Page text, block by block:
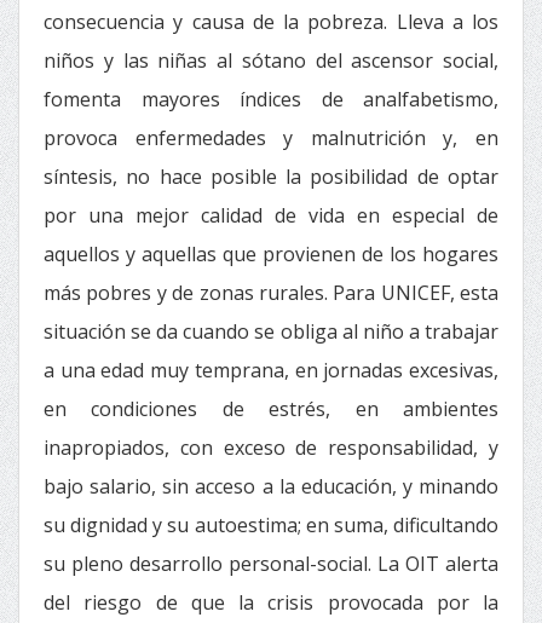
consecuencia y causa de la pobreza. Lleva a los
niños y las niñas al sótano del ascensor social,
fomenta mayores índices de analfabetismo,
provoca enfermedades y malnutrición y, en
síntesis, no hace posible la posibilidad de optar
por una mejor calidad de vida en especial de
aquellos y aquellas que provienen de los hogares
más pobres y de zonas rurales. Para UNICEF, esta
situación se da cuando se obliga al niño a trabajar
a una edad muy temprana, en jornadas excesivas,
en condiciones de estrés, en ambientes
inapropiados, con exceso de responsabilidad, y
bajo salario, sin acceso a la educación, y minando
su dignidad y su autoestima; en suma, dificultando
su pleno desarrollo personal-social. La OIT alerta
del riesgo de que la crisis provocada por la